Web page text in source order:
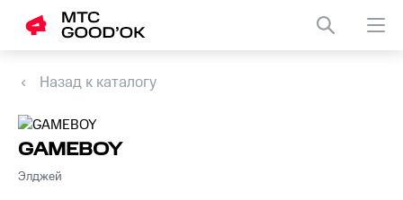
Назад к каталогу
GAMEBOY
Элджей